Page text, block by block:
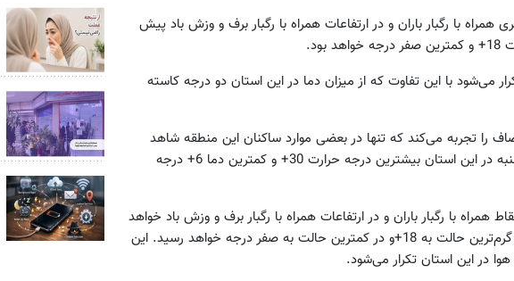
همراه با رگبار باران و در ارتفاعات همراه با رگبار برف و وزش باد پیش
می‌شود با این تفاوت که از میزان دما در این استان دو درجه کاسته
را تجربه می‌کند که تنها در بعضی موارد ساکنان این منطقه شاهد
وزش بادی ملایم خواهند بود. در روز جمعه و شنبه در این استان بیشترین درجه حرارت 30+ و کمترین دما 6+ درجه
همراه با رگبار باران و در ارتفاعات همراه با رگبار برف و وزش باد خواهد
بود که در روز جمعه در این استان دمای هوا در گرم‌ترین حالت به 18+و در کمترین حالت به صفر درجه خواهد رسید. این